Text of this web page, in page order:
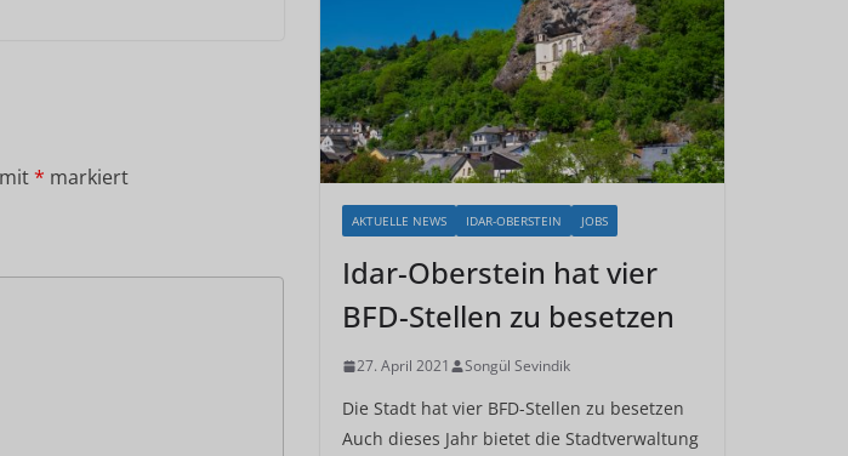
* markiert
AKTUELLE NEWS IDAR-OBERSTEIN JOBS
Idar-Oberstein hat vier
BFD-Stellen zu besetzen
27. April 2021 Songül Sevindik
Die Stadt hat vier BFD-Stellen zu besetzen
Auch dieses Jahr bietet die Stadtverwaltung